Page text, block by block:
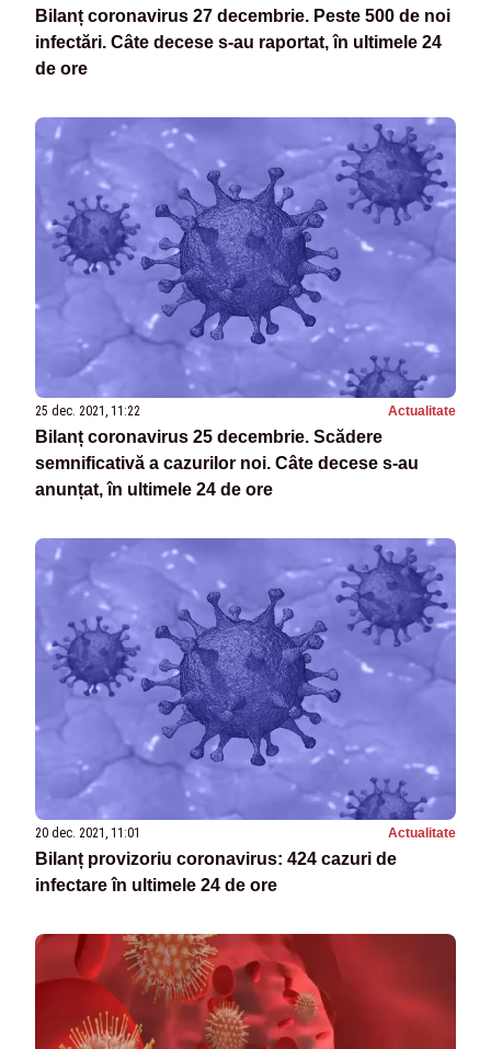
Bilanț coronavirus 27 decembrie. Peste 500 de noi
infectări. Câte decese s-au raportat, în ultimele 24
de ore
25 dec. 2021, 11:22 Actualitate
Bilanț coronavirus 25 decembrie. Scădere
semnificativă a cazurilor noi. Câte decese s-au
anunțat, în ultimele 24 de ore
20 dec. 2021, 11:01 Actualitate
Bilanț provizoriu coronavirus: 424 cazuri de
infectare în ultimele 24 de ore